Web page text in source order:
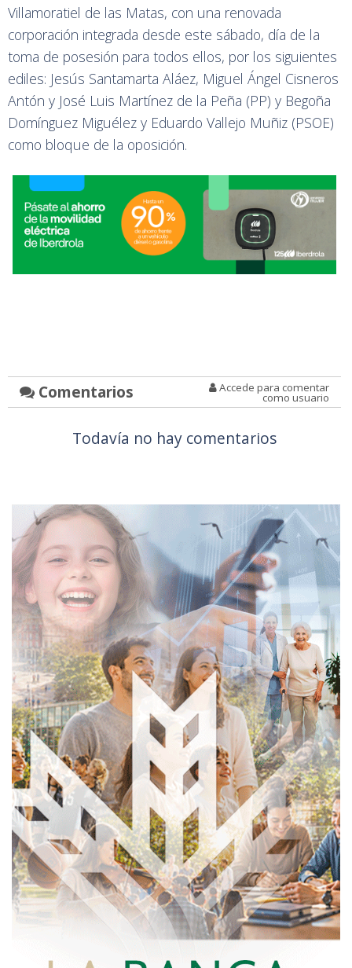
Villamoratiel de las Matas, con una renovada
corporación integrada desde este sábado, día de la
toma de posesión para todos ellos, por los siguientes
ediles: Jesús Santamarta Aláez, Miguel Ángel Cisneros
Antón y José Luis Martínez de la Peña (PP) y Begoña
Domínguez Miguélez y Eduardo Vallejo Muñiz (PSOE)
como bloque de la oposición.
Comentarios Accede para comentar
como usuario
Todavía no hay comentarios